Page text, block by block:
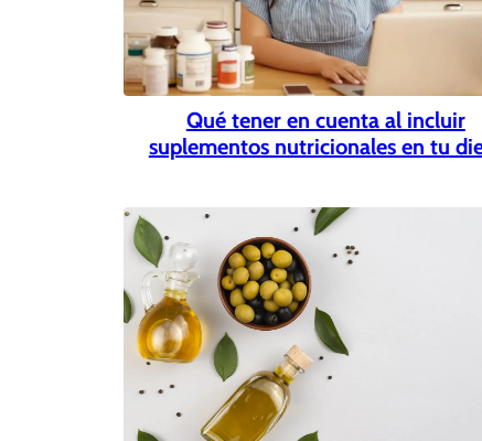
Qué tener en cuenta al incluir
suplementos nutricionales en tu